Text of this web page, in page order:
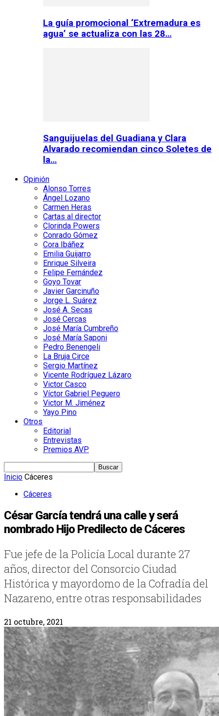
La guía promocional ‘Extremadura es
agua’ se actualiza con las 28…
Sanguijuelas del Guadiana y Clara
Alvarado recomiendan cinco Soletes de
la…
Opinión
Alonso Torres
Ángel Lozano
Carmen Heras
Cartas al director
Clorinda Powers
Conrado Gómez
Cora Ibáñez
Emilia Guijarro
Enrique Silveira
Felipe Fernández
Goyo Tovar
Javier Garcinuño
Jorge L. Suárez
José A. Secas
José Cercas
José María Cumbreño
José María Saponi
Pedro Benengeli
La Bruja Circe
Sergio Martínez
Vicente Rodríguez Lázaro
Victor Casco
Víctor Gabriel Peguero
Victor M. Jiménez
Yayo Pino
Otros
Editorial
Entrevistas
Premios AVP
Inicio Cáceres
Cáceres
César García tendrá una calle y será
nombrado Hijo Predilecto de Cáceres
Fue jefe de la Policía Local durante 27
años, director del Consorcio Ciudad
Histórica y mayordomo de la Cofradía del
Nazareno, entre otras responsabilidades
21 octubre, 2021